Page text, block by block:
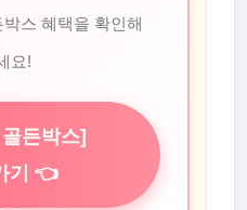
스 혜택을 확인해
요!
든박스]
기 👈